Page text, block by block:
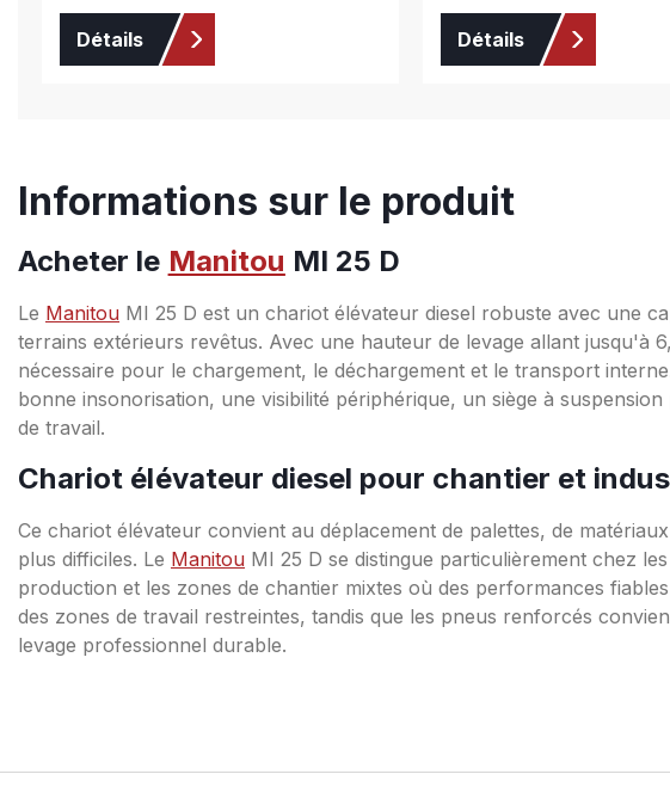
Détails Détails
Informations sur le produit
Acheter le Manitou MI 25 D
Le Manitou MI 25 D est un chariot élévateur diesel robuste avec une
terrains extérieurs revêtus. Avec une hauteur de levage allant
nécessaire pour le chargement, le déchargement et le transport
bonne insonorisation, une visibilité périphérique, un siège à
de travail.
Chariot élévateur diesel pour chantier et
Ce chariot élévateur convient au déplacement de palettes, de
plus difficiles. Le Manitou MI 25 D se distingue particulièrement chez
production et les zones de chantier mixtes où des performances
des zones de travail restreintes, tandis que les pneus renforcés
levage professionnel durable.